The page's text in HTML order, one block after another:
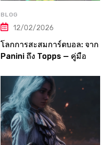
BLOG
12/02/2026
โลกการสะสมการ์ดบอล: จาก
Panini ถึง Topps — คู่มือ